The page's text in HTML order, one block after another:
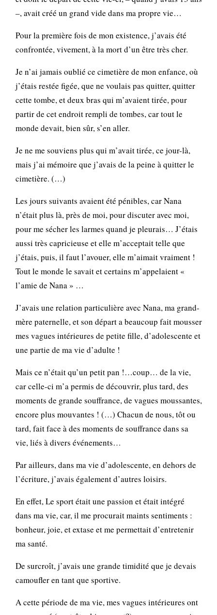
–, avait créé un grand vide dans ma propre vie…
Pour la première fois de mon existence, j’avais été
confrontée, vivement, à la mort d’un être très cher.
Je n’ai jamais oublié ce cimetière de mon enfance, où
j’étais restée figée, que ne voulais pas quitter, quitter
cette tombe, et deux bras qui m’avaient tirée, pour
partir de cet endroit rempli de tombes, car tout le
monde devait, bien sûr, s’en aller.
Je ne me souviens plus qui m’avait tirée, ce jour-là,
mais j’ai mémoire que j’avais de la peine à quitter le
cimetière. (…)
Les jours suivants avaient été pénibles, car Nana
n’était plus là, près de moi, pour discuter avec moi,
pour me sécher les larmes quand je pleurais… J’étais
aussi très capricieuse et elle m’acceptait telle que
j’étais, puis, il faut l’avouer, elle m’aimait vraiment !
Tout le monde le savait et certains m’appelaient «
l’amie de Nana » …
J’avais une relation particulière avec Nana, ma grand-
mère paternelle, et son départ a beaucoup fait mousser
mes vagues intérieures de petite fille, d’adolescente et
une partie de ma vie d’adulte !
Mais ce n’était qu’un petit pan !…coup… de la vie,
car celle-ci m’a permis de découvrir, plus tard, des
moments de grande souffrance, de vagues moussantes,
encore plus mouvantes ! (…) Chacun de nous, tôt ou
tard, fait face à des moments de souffrance dans sa
vie, liés à divers événements…
Par ailleurs, dans ma vie d’adolescente, en dehors de
l’écriture, j’avais également d’autres loisirs.
En effet, Le sport était une passion et était intégré
dans ma vie, car, il me procurait maints sentiments :
bonheur, joie, et extase et me permettait d’entretenir
ma santé.
De surcroît, j’avais une grande timidité que je devais
camoufler en tant que sportive.
A cette période de ma vie, mes vagues intérieures ont